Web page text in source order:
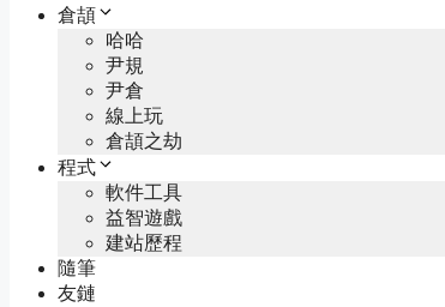
倉頡
哈哈
尹規
尹倉
線上玩
倉頡之劫
程式
軟件工具
益智遊戲
建站歷程
隨筆
友鏈